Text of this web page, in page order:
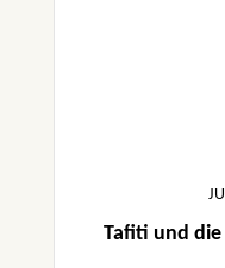
Tafiti und die